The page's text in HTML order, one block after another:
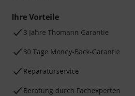
Ihre Vorteile
3 Jahre Thomann Garantie
30 Tage Money-Back-Garantie
Reparaturservice
Beratung durch Fachexperten